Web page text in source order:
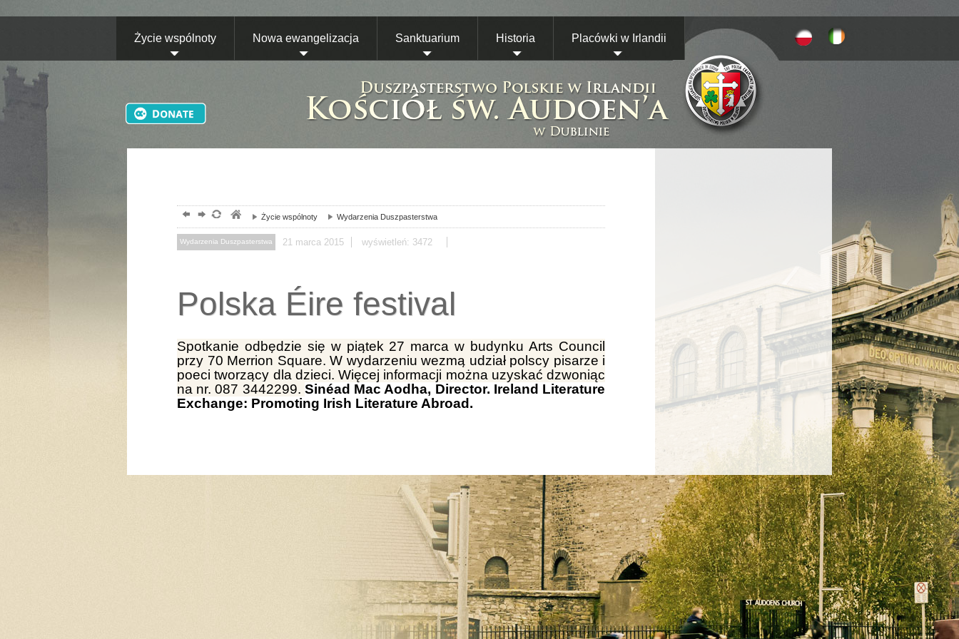
Życie wspólnoty Nowa ewangelizacja Sanktuarium Historia Placówki w Irlandii
Życie wspólnoty Wydarzenia Duszpasterstwa
Wydarzenia Duszpasterstwa 21 marca 2015 wyświetleń: 3472
Polska Éire festival
Spotkanie odbędzie się w piątek 27 marca w budynku Arts Council
przy 70 Merrion Square. W wydarzeniu wezmą udział polscy pisarze i
poeci tworzący dla dzieci. Więcej informacji można uzyskać dzwoniąc
na nr. 087 3442299. Sinéad Mac Aodha, Director. Ireland Literature
Exchange: Promoting Irish Literature Abroad.